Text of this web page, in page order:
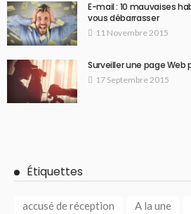
E-mail : 10 mauvaises
vous débarrasser
11 Novembre 2015
Surveiller une page Web
17 Septembre 2015
Étiquettes
accusé de réception A la une